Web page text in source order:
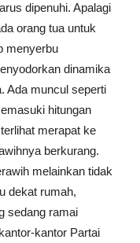
dipenuhi. Apalagi
orang tua untuk
menyerbu
dinamika
Ada muncul seperti
hitungan
merapat ke
berkurang.
melainkan tidak
dekat rumah,
sedang ramai
kantor Partai